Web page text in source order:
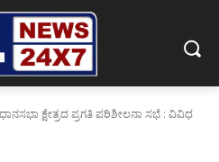
ಕ್ಷೇತ್ರದ ಪ್ರಗತಿ ಪರಿಶೀಲನಾ ಸಭೆ : ವಿವಿಧ